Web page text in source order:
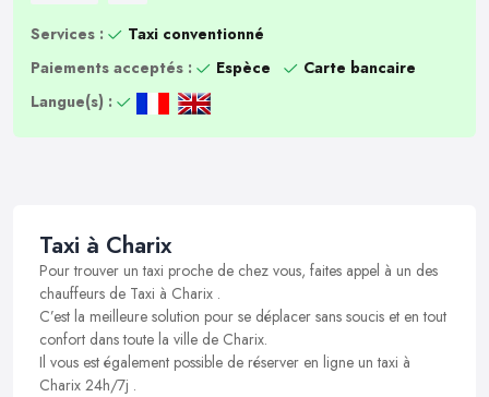
Services :
Taxi conventionné
Paiements acceptés :
Espèce
Carte bancaire
Langue(s) :
Taxi à Charix
Pour trouver un taxi proche de chez vous, faites appel à un des
chauffeurs de Taxi à Charix .
C’est la meilleure solution pour se déplacer sans soucis et en tout
confort dans toute la ville de Charix.
Il vous est également possible de réserver en ligne un taxi à
Charix 24h/7j .